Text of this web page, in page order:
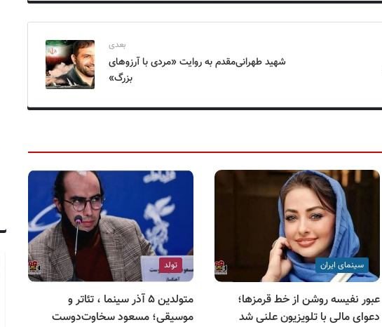
بعدی
شهید طهرانی‌مقدم به روایت «مردی با آرزوهای
بزرگ»
سینمای ایران
عبور نفیسه روشن از خط قرمزها؛
دعوای مالی با تلویزیون علنی شد
تولد
متولدین ۵ آذر سینما ، تئاتر و
موسیقی؛ مسعود سخاوت‌دوست